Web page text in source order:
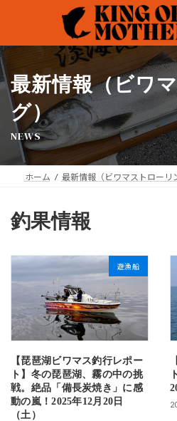
ン
ツ
へ
ス
ー
シ
ョ
ン最新情報（ビワ
グ）
NEWS
ホーム 最新情報（ビワマストローリ
釣果情報
遊漁船
【琵琶湖ビワマス釣行レポー
ト】冬の琵琶湖、霧の中の挑
戦。絶品「備長炭焼き」に感
動の嵐！2025年12月20日
（土）